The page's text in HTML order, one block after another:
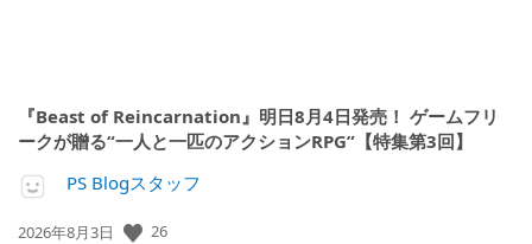
『Beast of Reincarnation』明日8月4日発売！ ゲームフリ
ークが贈る“一人と一匹のアクションRPG”【特集第3回】
PS Blogスタッフ
公
2026年8月3日 26